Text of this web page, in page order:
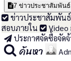
7 ข่าวประชาสัมพันธ์
ข่าวประชาสัมพันธ์
สอบภายใน
Video
ประกาศจัดซื้อจัดจ้
ค้นหา